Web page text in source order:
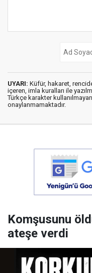
UYARI: Küfür, hakaret,
içeren, imla kuralları ile
Türkçe karakter
onaylanmamaktadır.
Komşusunu
ateşe verdi